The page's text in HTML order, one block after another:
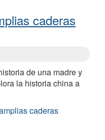
caderas
de una madre y
la historia china a
caderas